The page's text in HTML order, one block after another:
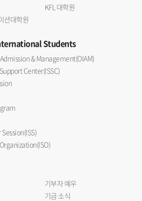
KFL 대학원
션대학원
Students
& Management(OIAM)
Center(ISSC)
기부자 예우
기금 소식